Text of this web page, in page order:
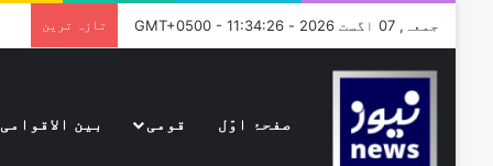
جمعہ, 07 اگست 2026 - GMT+0500 - 11:34:26 تازہ ترین
صفحۂ اوّل قومی بین الاقوامی